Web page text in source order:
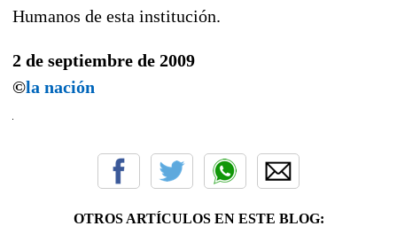
Humanos de esta institución.
2 de septiembre de 2009
©la nación
OTROS ARTÍCULOS EN ESTE BLOG: